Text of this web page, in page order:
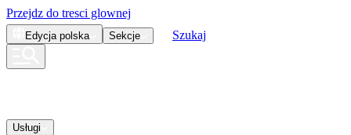
Przejdz do tresci glownej
Edycja polska Sekcje Szukaj
Usługi